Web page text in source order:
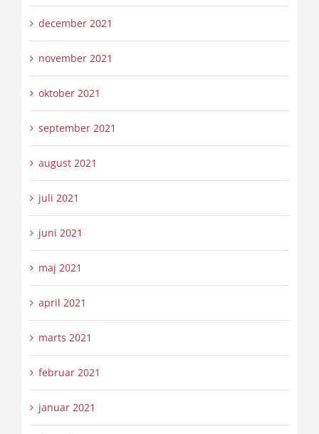
december 2021
november 2021
oktober 2021
september 2021
august 2021
juli 2021
juni 2021
maj 2021
april 2021
marts 2021
februar 2021
januar 2021